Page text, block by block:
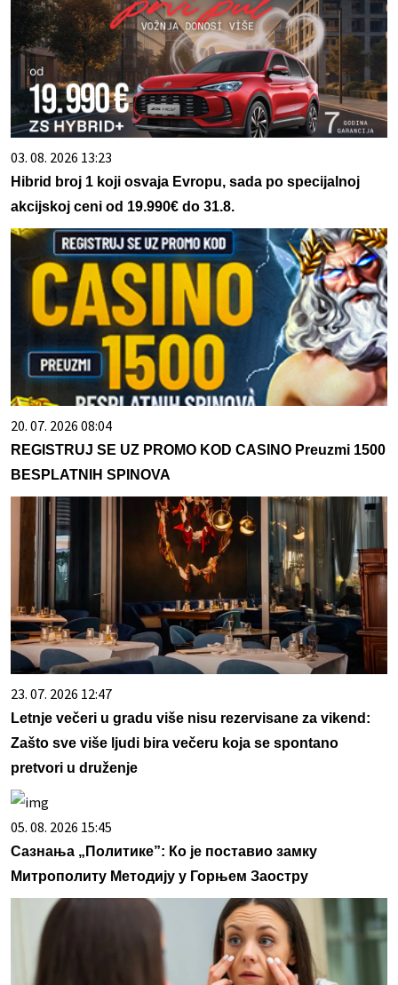
03. 08. 2026 13:23
Hibrid broj 1 koji osvaja Evropu, sada po specijalnoj
akcijskoj ceni od 19.990€ do 31.8.
20. 07. 2026 08:04
REGISTRUJ SE UZ PROMO KOD CASINO Preuzmi 1500
BESPLATNIH SPINOVA
23. 07. 2026 12:47
Letnje večeri u gradu više nisu rezervisane za vikend:
Zašto sve više ljudi bira večeru koja se spontano
pretvori u druženje
05. 08. 2026 15:45
Сазнања „Политике”: Ко је поставио замку
Митрополиту Методију у Горњем Заостру